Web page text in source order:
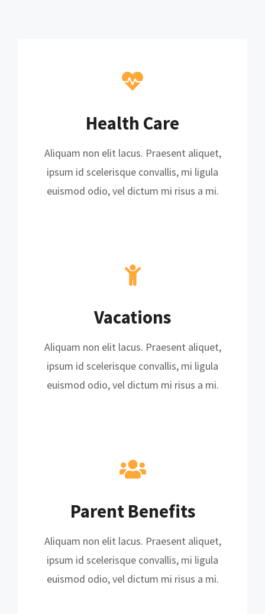
Health Care
Aliquam non elit lacus. Praesent aliquet,
ipsum id scelerisque convallis, mi ligula
euismod odio, vel dictum mi risus a mi.
Vacations
Aliquam non elit lacus. Praesent aliquet,
ipsum id scelerisque convallis, mi ligula
euismod odio, vel dictum mi risus a mi.
Parent Benefits
Aliquam non elit lacus. Praesent aliquet,
ipsum id scelerisque convallis, mi ligula
euismod odio, vel dictum mi risus a mi.